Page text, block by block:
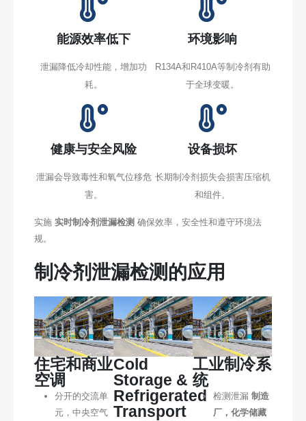
能源效率低下
泄漏降低冷却性能，增加功
耗。
环境影响
R134A和R410A等制冷剂有助
于全球变暖。
健康与安全风险
泄漏会导致毒性和氧气位移危
害。
设备损坏
长期制冷剂损失会损害压缩机
和组件。
实施 实时制冷剂泄漏检测 确保效率，安全性和遵守环境法
规。
制冷剂泄漏检测的应用
住宅和商业
空调
分开的交流单
元，中央空气
Cold
Storage &
Refrigerated
Transport
工业制冷系
统
检测泄漏 制造
厂，化学储藏